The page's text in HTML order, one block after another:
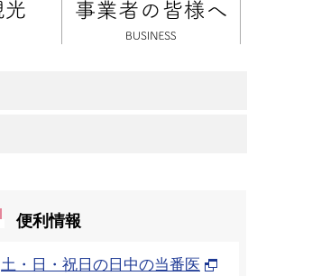
便利情報
土・日・祝日の日中の当番医